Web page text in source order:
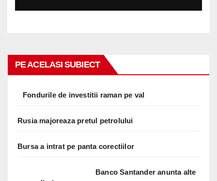
PE ACELASI SUBIECT
Fondurile de investitii raman pe val
Rusia majoreaza pretul petrolului
Bursa a intrat pe panta corectiilor
Banco Santander anunta alte